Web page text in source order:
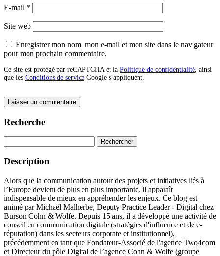
E-mail *
Site web
Enregistrer mon nom, mon e-mail et mon site dans le navigateur
pour mon prochain commentaire.
Ce site est protégé par reCAPTCHA et la Politique de confidentialité , ainsi
que les Conditions de service Google s’appliquent.
Recherche
Description
Alors que la communication autour des projets et initiatives liés à
l’Europe devient de plus en plus importante, il apparaît
indispensable de mieux en appréhender les enjeux. Ce blog est
animé par Michaël Malherbe, Deputy Practice Leader - Digital chez
Burson Cohn & Wolfe. Depuis 15 ans, il a développé une activité de
conseil en communication digitale (stratégies d'influence et de e-
réputation) dans les secteurs corporate et institutionnel),
précédemment en tant que Fondateur-Associé de l'agence Two4com
et Directeur du pôle Digital de l’agence Cohn & Wolfe (groupe